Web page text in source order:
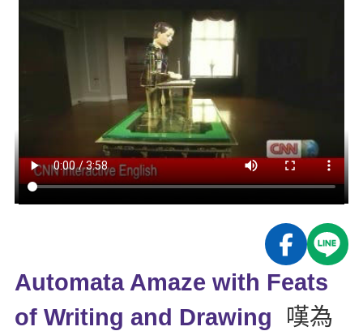
TOEIC 多益課程
能力養成
自然發音
開口溜英文
旅遊英文
英語俱樂部
ECAM
日語
韓語
更多
一對一家教
英文部落格
多益秒學堂
影音學英文
師資團隊
學習分享
學員故事
活動花絮
校園贊助
Recruiting
Automata Amaze with Feats
of Writing and Drawing
嘆為